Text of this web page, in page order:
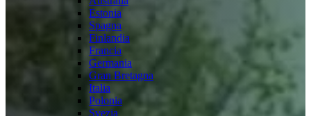
Estonia
Spagna
Finlandia
Francia
Germania
Gran Bretagna
Italia
Polonia
Svezia